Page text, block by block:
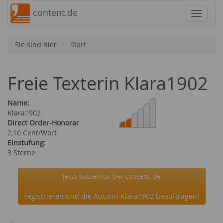
content.de
Sie sind hier Start
Freie Texterin Klara1902
Name:
Klara1902
Direct Order-Honorar
2,10 Cent/Wort
Einstufung:
3 Sterne
Jetzt kostenlos bei content.de
registrieren und die Autorin Klara1902 beauftragen!